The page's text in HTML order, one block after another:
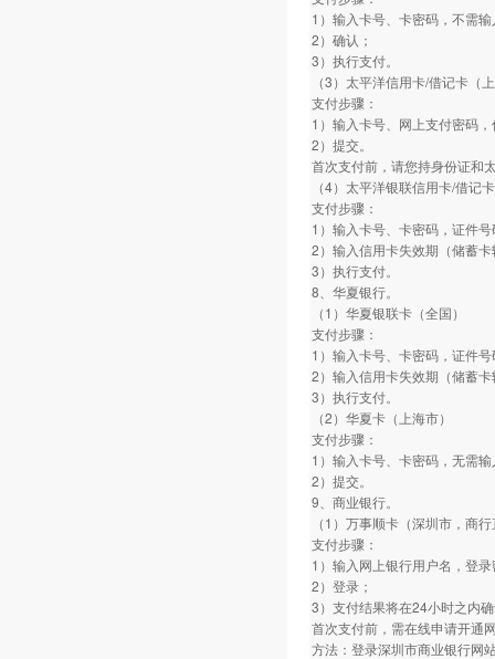
1）输入卡号、卡密码，不需
2）确认；
3）执行支付。
（3）太平洋信用卡/借记卡（
支付步骤：
1）输入卡号、网上支付密码
2）提交。
首次支付前，请您持身份证和
（4）太平洋银联信用卡/借记
支付步骤：
1）输入卡号、卡密码，证件
2）输入信用卡失效期（储蓄
3）执行支付。
8、华夏银行。
（1）华夏银联卡（全国）
支付步骤：
1）输入卡号、卡密码，证件
2）输入信用卡失效期（储蓄
3）执行支付。
（2）华夏卡（上海市）
支付步骤：
1）输入卡号、卡密码，无需
2）提交。
9、商业银行。
（1）万事顺卡（深圳市，商
支付步骤：
1）输入网上银行用户名，登
2）登录；
3）支付结果将在24小时之内
首次支付前，需在线申请开通
方法：登录深圳市商业银行网